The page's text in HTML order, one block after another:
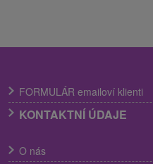
FORMULÁR emailoví klienti
KONTAKTNÍ ÚDAJE
O nás